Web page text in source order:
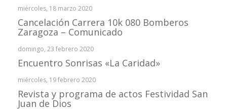
miércoles, 18 marzo 2020
Cancelación Carrera 10k 080 Bomberos
Zaragoza – Comunicado
domingo, 23 febrero 2020
Encuentro Sonrisas «La Caridad»
miércoles, 19 febrero 2020
Revista y programa de actos Festividad San
Juan de Dios